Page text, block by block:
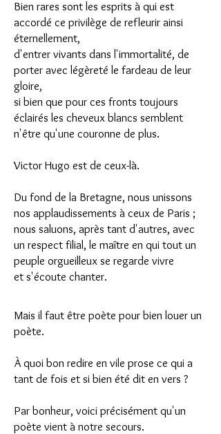
Bien rares sont les esprits à qui est
accordé ce privilège de refleurir ainsi
éternellement,
d'entrer vivants dans l'immortalité, de
porter avec légèreté le fardeau de leur
gloire,
si bien que pour ces fronts toujours
éclairés les cheveux blancs semblent
n'être qu'une couronne de plus.
Victor Hugo est de ceux-là.
Du fond de la Bretagne, nous unissons
nos applaudissements à ceux de Paris ;
nous saluons, après tant d'autres, avec
un respect filial, le maître en qui tout un
peuple orgueilleux se regarde vivre
et s'écoute chanter.
Mais il faut être poète pour bien louer un
poète.
À quoi bon redire en vile prose ce qui a
tant de fois et si bien été dit en vers ?
Par bonheur, voici précisément qu'un
poète vient à notre secours.